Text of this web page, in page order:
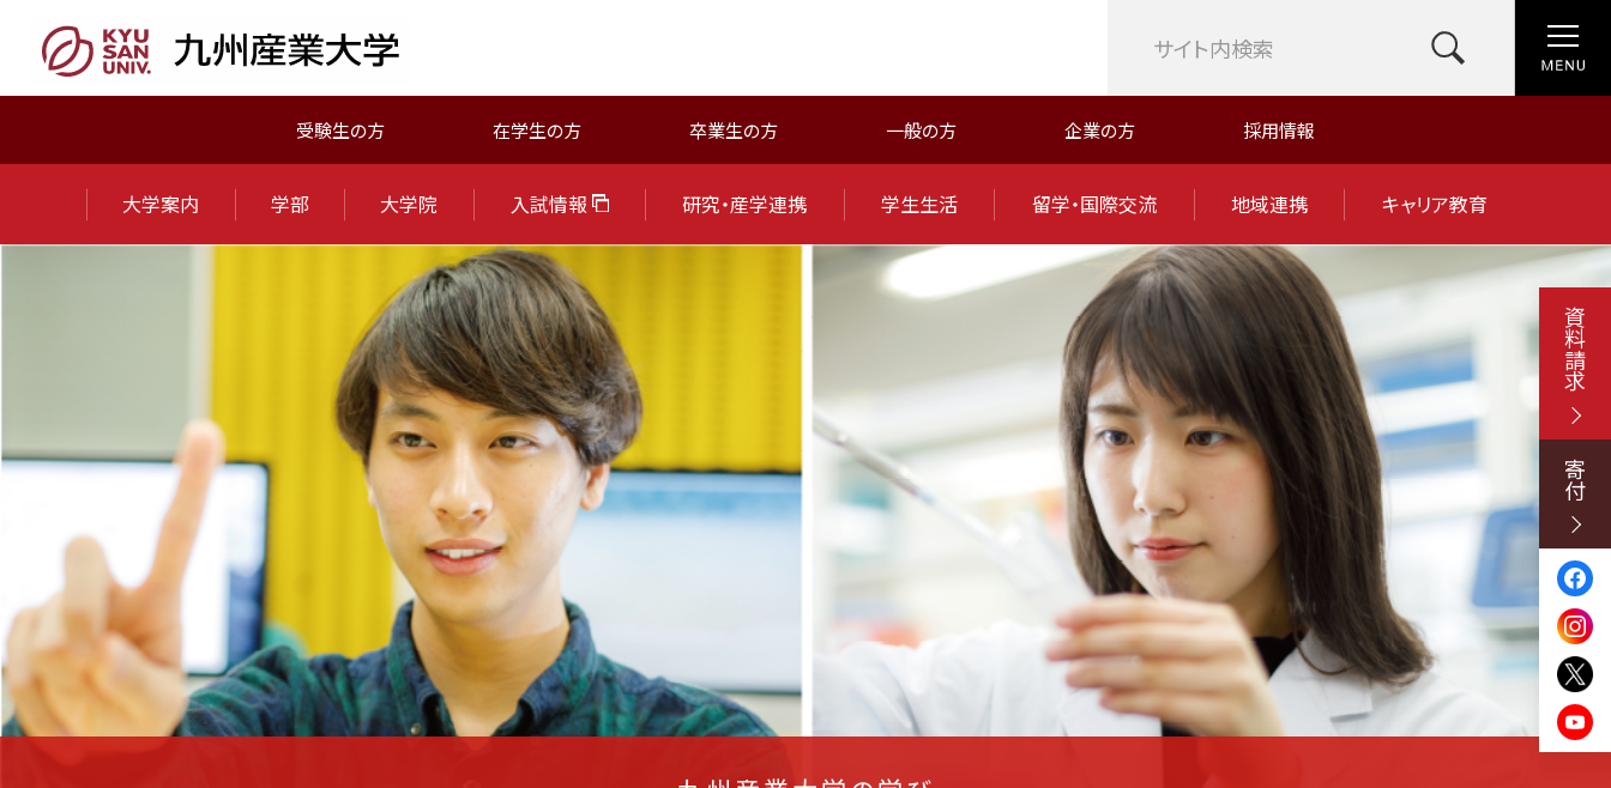
受験生の方 在学生の方 卒業生の方 一般の方 企業の方 採用情報
大学案内 学部 大学院 入試情報 研究・産学連携 学生生活 留学・国際交流 地域連携 キャリア教育
資料請求
寄付